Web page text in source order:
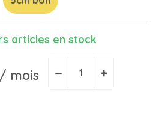
articles en stock
/ mois − +